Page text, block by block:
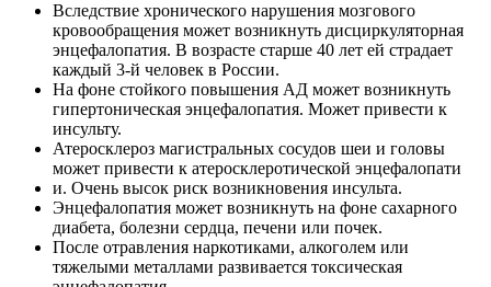
Вследствие хронического нарушения мозгового
кровообращения может возникнуть дисциркуляторная
энцефалопатия. В возрасте старше 40 лет ей страдает
каждый 3-й человек в России.
На фоне стойкого повышения АД может возникнуть
гипертоническая энцефалопатия. Может привести к
инсульту.
Атеросклероз магистральных сосудов шеи и головы
может привести к атеросклеротической энцефалопати
и. Очень высок риск возникновения инсульта.
Энцефалопатия может возникнуть на фоне сахарного
диабета, болезни сердца, печени или почек.
После отравления наркотиками, алкоголем или
тяжелыми металлами развивается токсическая